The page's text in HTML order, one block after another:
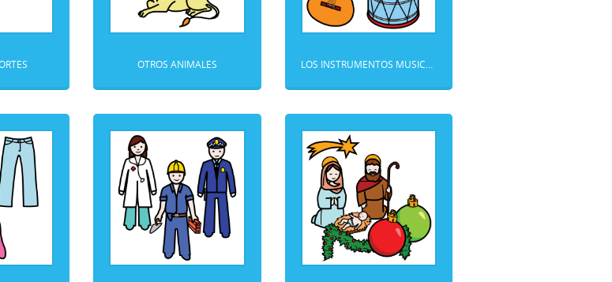
OTROS ANIMALES LOS INSTRUMENTOS MUSICALES